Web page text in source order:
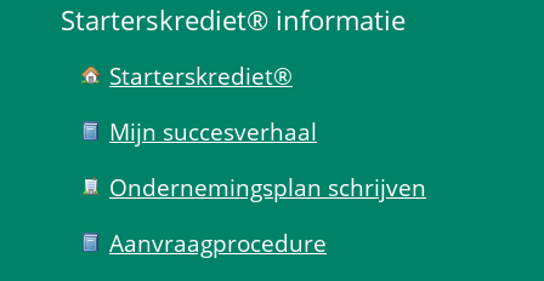
Starterskrediet® informatie
Starterskrediet®
Mijn succes­verhaal
Ondernemings­plan schrijven
Aanvraag­procedure